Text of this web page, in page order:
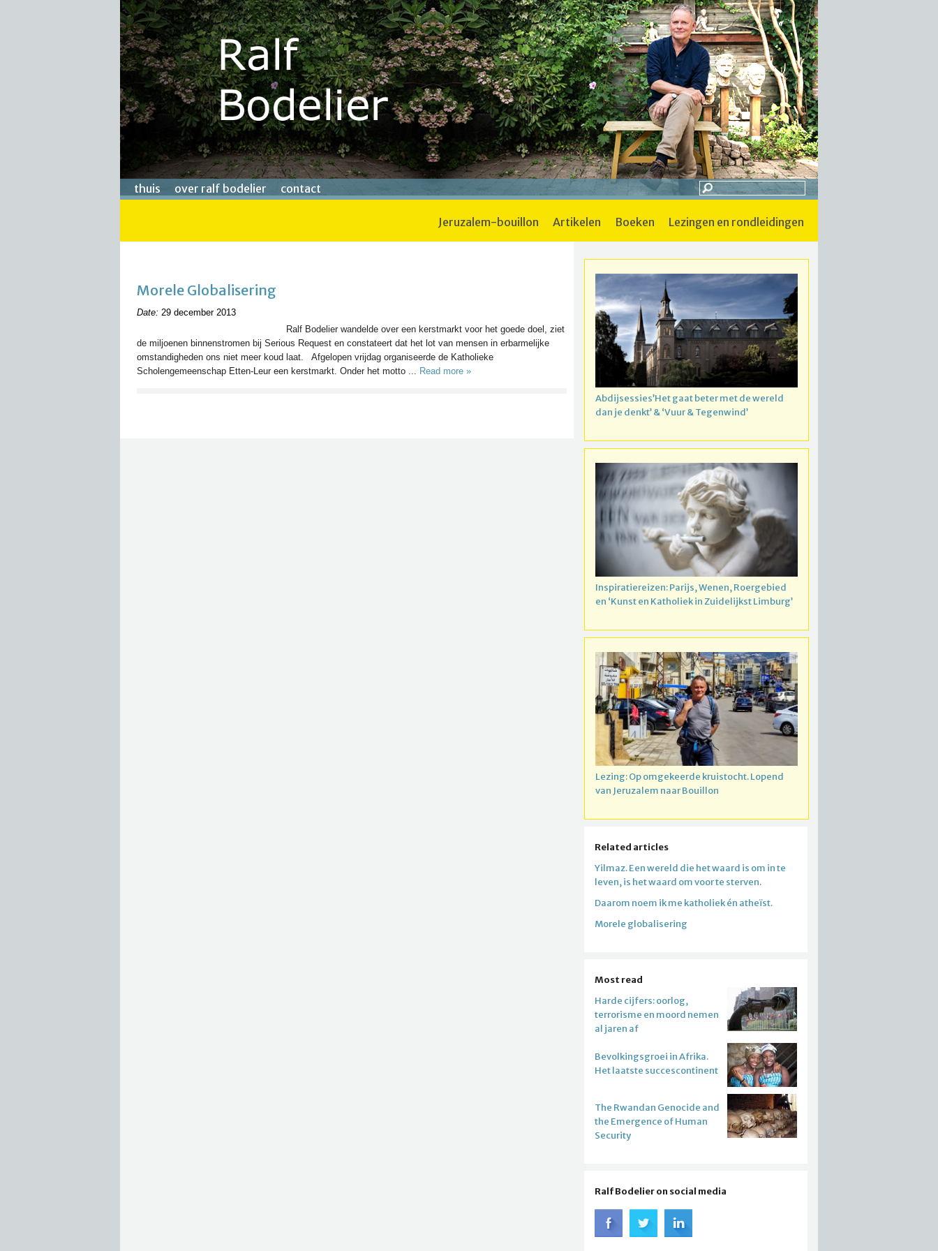
thuis over ralf bodelier contact
jeruzalem-bouillon artikelen boeken lezingen en rondleidingen
Morele Globalisering
Date: 29 december 2013
Ralf Bodelier wandelde over een kerstmarkt voor het goede doel, ziet
de miljoenen binnenstromen bij Serious Request en constateert dat het lot van mensen in erbarmelijke
omstandigheden ons niet meer koud laat. Afgelopen vrijdag organiseerde de Katholieke
Scholengemeenschap Etten-Leur een kerstmarkt. Onder het motto ... Read more »
Abdijsessies’Het gaat beter met de wereld
dan je denkt’ & ‘Vuur & Tegenwind’
Inspiratiereizen: Parijs, Wenen, Roergebied
en ‘Kunst en Katholiek in Zuidelijkst Limburg’
Lezing: Op omgekeerde kruistocht. Lopend
van Jeruzalem naar Bouillon
Related articles
Yilmaz. Een wereld die het waard is om in te
leven, is het waard om voor te sterven.
Daarom noem ik me katholiek én atheïst.
Morele globalisering
Most read
Harde cijfers: oorlog,
terrorisme en moord nemen
al jaren af
Bevolkingsgroei in Afrika.
Het laatste succescontinent
The Rwandan Genocide and
the Emergence of Human
Security
Ralf Bodelier on social media